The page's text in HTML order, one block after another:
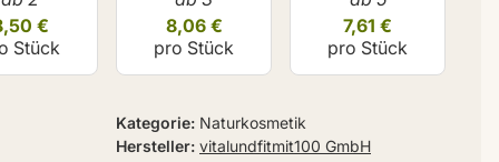
Hersteller vitalundfitmit100 GmbH
Kategorie Naturkosmetik
€
Stück
8,06 €
pro Stück
7,61 €
pro Stück